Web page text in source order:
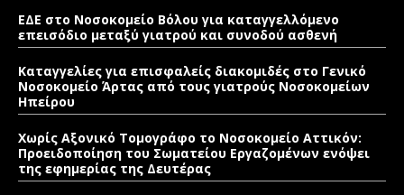
ΕΔΕ στο Νοσοκομείο Βόλου για καταγγελλόμενο
επεισόδιο μεταξύ γιατρού και συνοδού ασθενή
Καταγγελίες για επισφαλείς διακομιδές στο Γενικό
Νοσοκομείο Άρτας από τους γιατρούς Νοσοκομείων
Ηπείρου
Χωρίς Αξονικό Τομογράφο το Νοσοκομείο Αττικόν:
Προειδοποίηση του Σωματείου Εργαζομένων ενόψει
της εφημερίας της Δευτέρας